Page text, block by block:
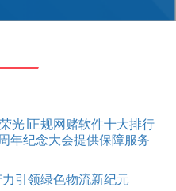
光∣正规网赌软件十大排行
年纪念大会提供保障服务
引领绿色物流新纪元